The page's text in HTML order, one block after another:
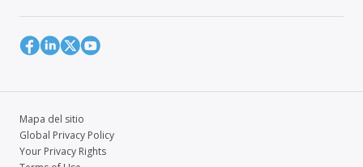
Mapa del sitio
Global Privacy Policy
Your Privacy Rights